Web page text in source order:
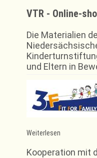
VTR - Online-
Die Materialien
und Eltern in
Weiterlesen
Kooperation mit